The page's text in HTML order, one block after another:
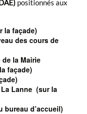
positionnés aux
la façade)
des cours de
de la Mairie
façade)
Lanne (sur la
d’accueil)